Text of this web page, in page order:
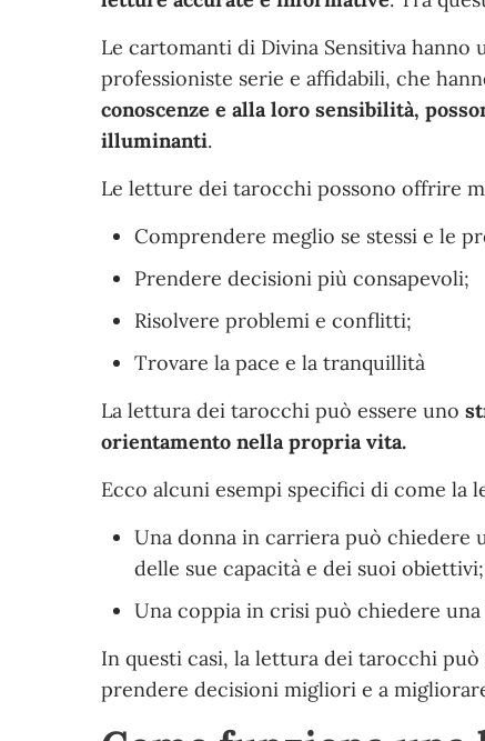
Le cartomanti di Divina Sensitiva hanno
professioniste serie e affidabili, che
conoscenze e alla loro sensibilità,
illuminanti.
Le letture dei tarocchi possono offrire
Comprendere meglio se stessi e le
Prendere decisioni più consapevoli;
Risolvere problemi e conflitti;
Trovare la pace e la tranquillità
La lettura dei tarocchi può essere uno
orientamento nella propria vita.
Ecco alcuni esempi specifici di come
Una donna in carriera può chiedere
delle sue capacità e dei suoi obiettivi;
Una coppia in crisi può chiedere
In questi casi, la lettura dei tarocchi
prendere decisioni migliori e a